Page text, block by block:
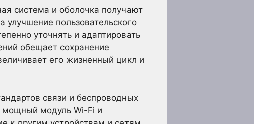
система и оболочка получают
улучшение пользовательского
уточнять и адаптировать
обещает сохранение
его жизненный цикл и
связи и беспроводных
мощный модуль Wi-Fi и